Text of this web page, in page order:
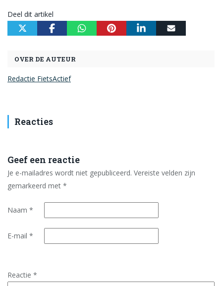
Deel dit artikel
OVER DE AUTEUR
Redactie FietsActief
Reacties
Geef een reactie
Je e-mailadres wordt niet gepubliceerd. Vereiste velden zijn
gemarkeerd met *
Naam *
E-mail *
Reactie *